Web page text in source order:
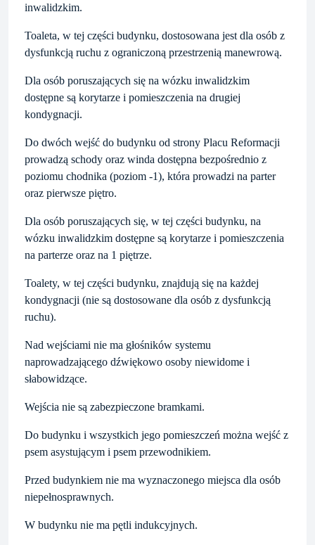
inwalidzkim.
Toaleta, w tej części budynku, dostosowana jest dla osób z
dysfunkcją ruchu z ograniczoną przestrzenią manewrową.
Dla osób poruszających się na wózku inwalidzkim
dostępne są korytarze i pomieszczenia na drugiej
kondygnacji.
Do dwóch wejść do budynku od strony Placu Reformacji
prowadzą schody oraz winda dostępna bezpośrednio z
poziomu chodnika (poziom -1), która prowadzi na parter
oraz pierwsze piętro.
Dla osób poruszających się, w tej części budynku, na
wózku inwalidzkim dostępne są korytarze i pomieszczenia
na parterze oraz na 1 piętrze.
Toalety, w tej części budynku, znajdują się na każdej
kondygnacji (nie są dostosowane dla osób z dysfunkcją
ruchu).
Nad wejściami nie ma głośników systemu
naprowadzającego dźwiękowo osoby niewidome i
słabowidzące.
Wejścia nie są zabezpieczone bramkami.
Do budynku i wszystkich jego pomieszczeń można wejść z
psem asystującym i psem przewodnikiem.
Przed budynkiem nie ma wyznaczonego miejsca dla osób
niepełnosprawnych.
W budynku nie ma pętli indukcyjnych.